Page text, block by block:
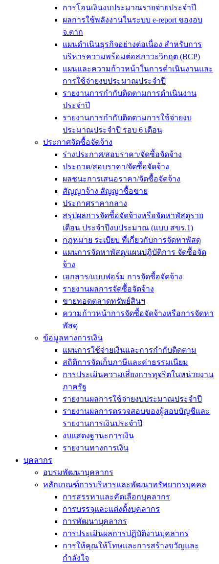
การโอนเงินงบประมาณรายจ่ายประจำปี
ผลการใช้พลังงานในระบบ e-report ของอบ
จ.ตาก
แผนดำเนินธุรกิจอย่างต่อเนื่อง สำหรับการ
บริหารความพร้อมต่อสภาวะวิกฤต (BCP)
แผนและความก้าวหน้าในการดำเนินงานและ
การใช้จ่ายงบประมาณประจำปี
รายงานการกำกับติดตามการดำเนินงาน
ประจำปี
รายงานการกำกับติดตามการใช้จ่ายงบ
ประมาณประจำปี รอบ 6 เดือน
ประกาศจัดซื้อจัดจ้าง
ร่างประกาศ/สอบราคา/จัดซื้อจัดจ้าง
ประกวด/สอบราคา/จัดซื้อจัดจ้าง
ผลชนะการเสนอราคา/จัดซื้อจัดจ้าง
สัญญาจ้าง สัญญาซื้อขาย
ประกาศราคากลาง
สรุปผลการจัดซื้อจัดจ้างหรือจัดหาพัสดุราย
เดือน ประจำปีงบประมาณ (แบบ สขร.1)
กฎหมาย ระเบียบ ที่เกี่ยวกับการจัดหาพัสดุ
แผนการจัดหาพัสดุ/แผนปฏิบัติการ จัดซื้อจัด
จ้าง
เอกสาร/แบบฟอร์ม การจัดซื้อจัดจ้าง
รายงานผลการจัดซื้อจัดจ้าง
ขายทอดตลาดทรัพย์สินฯ
ความก้าวหน้าการจัดซื้อจัดจ้างหรือการจัดหา
พัสดุ
ข้อมูลทางการเงิน
แผนการใช้จ่ายเงินและการกำกับติดตาม
สถิติการจัดเก็บภาษีและค่าธรรมเนียม
การประเมินความเสี่ยงการทุจริตในหน่วยงาน
ภาครัฐ
รายงานผลการใช้จ่ายงบประมาณประจำปี
รายงานผลการตรวจสอบของผู้สอบบัญชีและ
รายงานการเงินประจำปี
งบแสดงฐานะการเงิน
รายงานทางการเงิน
บุคลากร
อบรมพัฒนาบุคลากร
หลักเกณฑ์การบริหารและพัฒนาทรัพยากรบุคคล
การสรรหาและคัดเลือกบุคลากร
การบรรจุและแต่งตั้งบุคลากร
การพัฒนาบุคลากร
การประเมินผลการปฏิบัติงานบุคลากร
การให้คุณให้โทษและการสร้างขวัญและ
กำลังใจ